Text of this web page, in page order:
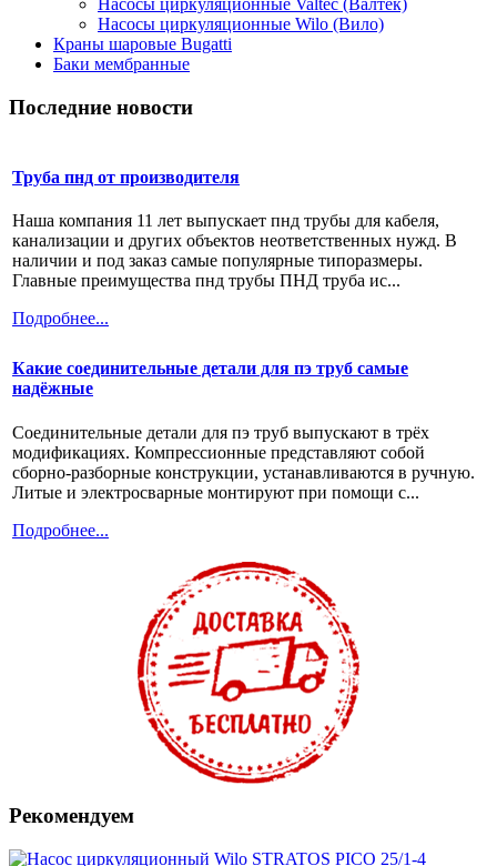
Насосы циркуляционные Valtec (Валтек)
Насосы циркуляционные Wilo (Вило)
Краны шаровые Bugatti
Баки мембранные
Последние новости
Труба пнд от производителя
Наша компания 11 лет выпускает пнд трубы для кабеля,
канализации и других объектов неответственных нужд. В
наличии и под заказ самые популярные типоразмеры.
Главные преимущества пнд трубы ПНД труба ис...
Подробнее...
Какие соединительные детали для пэ труб самые
надёжные
Соединительные детали для пэ труб выпускают в трёх
модификациях. Компрессионные представляют собой
сборно-разборные конструкции, устанавливаются в ручную.
Литые и электросварные монтируют при помощи с...
Подробнее...
Рекомендуем